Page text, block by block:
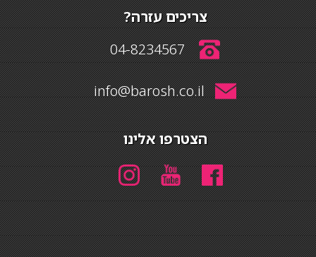
צריכים עזרה?
04-8234567
info@barosh.co.il
הצטרפו אלינו